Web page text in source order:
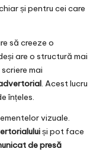
și pentru cei care
să creeze o
are o structură mai
mai
. Acest lucru
înțeles.
vizuale.
și pot face
de presă